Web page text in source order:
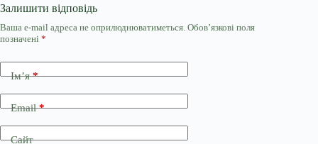
Залишити відповідь
Ваша e-mail адреса не оприлюднюватиметься. Обов’язкові поля
позначені *
Ім’я*
Email*
Сайт